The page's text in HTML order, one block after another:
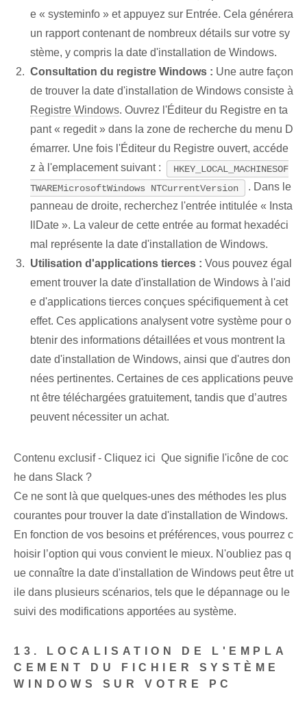
e « systeminfo » et appuyez sur Entrée. Cela générera
un rapport contenant de nombreux détails sur votre sy
stème, y compris la date d'installation de Windows.
Consultation du registre Windows : Une autre façon
de trouver la date d'installation de Windows consiste à
Registre Windows. Ouvrez l'Éditeur du Registre en ta
pant « regedit » dans la zone de recherche du menu D
émarrer. Une fois l'Éditeur du Registre ouvert, accéde
z à l'emplacement suivant :
HKEY_LOCAL_MACHINESOF
TWAREMicrosoftWindows NTCurrentVersion
. Dans le
panneau de droite, recherchez l'entrée intitulée « Insta
llDate ». La valeur de cette entrée au format hexadéci
mal représente la date d'installation de Windows.
Utilisation d'applications tierces : Vous pouvez égal
ement trouver la date d'installation de Windows à l'aid
e d'applications tierces conçues spécifiquement à cet
effet. Ces applications analysent votre système pour o
btenir des informations détaillées et vous montrent la
date d'installation de Windows, ainsi que d'autres don
nées pertinentes. Certaines de ces applications peuve
nt être téléchargées gratuitement, tandis que d’autres
peuvent nécessiter un achat.
Contenu exclusif - Cliquez ici Que signifie l'icône de coc
he dans Slack ?
Ce ne sont là que quelques-unes des méthodes les plus
courantes pour trouver la date d'installation de Windows.
En fonction de vos besoins et préférences, vous pourrez c
hoisir l’option qui vous convient le mieux. N'oubliez pas q
ue connaître la date d'installation de Windows peut être ut
ile dans plusieurs scénarios, tels que le dépannage ou le
suivi des modifications apportées au système.
13. LOCALISATION DE L'EMPLA
CEMENT DU FICHIER SYSTÈME
WINDOWS SUR VOTRE PC